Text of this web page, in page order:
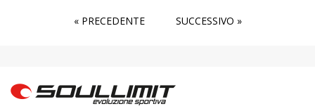
« PRECEDENTE SUCCESSIVO »